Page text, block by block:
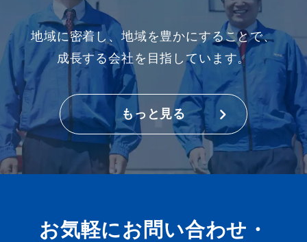
地域に密着し、地域を豊かにすることで、
成長する会社を目指しています。
もっと見る
お気軽にお問い合わせ・